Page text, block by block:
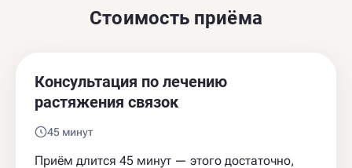
Стоимость приёма
Консультация по лечению
растяжения связок
45 минут
Приём длится 45 минут — этого достаточно,